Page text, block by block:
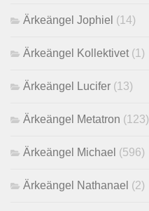
Ärkeängel Jophiel (14)
Ärkeängel Kollektivet (1)
Ärkeängel Lucifer (13)
Ärkeängel Metatron (123)
Ärkeängel Michael (596)
Ärkeängel Nathanael (2)